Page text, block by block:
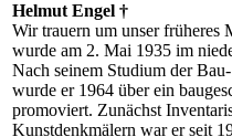
Helmut Engel †
Wir trauern um unser
wurde am 2. Mai 1935 im
Nach seinem Studium der
wurde er 1964 über ein
promoviert. Zunächst
Kunstdenkmälern war er seit